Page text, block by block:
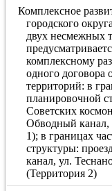
Комплексное
городского
двух несмежных
комплексному
одного договора
территорий: в
планировочной
Советских
Обводный канал,
1); в границах
структуры:
канал, ул.
(Территория 2)